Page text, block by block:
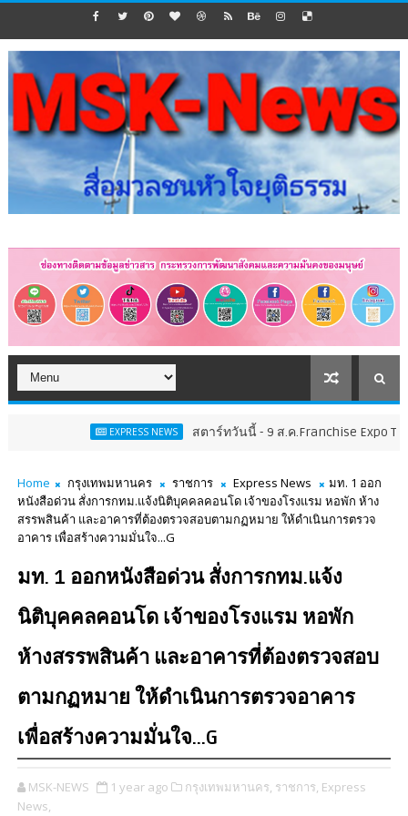
EXPRESS NEWS สตาร์ทวันนี้ - 9 ส.ค.Franchise Expo Thailand &
Home กรุงเทพมหานคร ราชการ Express News
มท. 1 ออก
หนังสือด่วน สั่งการกทม.แจ้งนิติบุคคลคอนโด เจ้าของโรงแรม หอพัก ห้าง
สรรพสินค้า และอาคารที่ต้องตรวจสอบตามกฏหมาย ให้ดำเนินการตรวจ
อาคาร เพื่อสร้างความมั่นใจ...G
มท. 1 ออกหนังสือด่วน สั่งการกทม.แจ้ง
นิติบุคคลคอนโด เจ้าของโรงแรม หอพัก
ห้างสรรพสินค้า และอาคารที่ต้องตรวจสอบ
ตามกฏหมาย ให้ดำเนินการตรวจอาคาร
เพื่อสร้างความมั่นใจ...G
MSK-NEWS 1 year ago กรุงเทพมหานคร, ราชการ, Express
News,